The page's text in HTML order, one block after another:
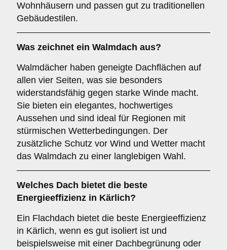
Wohnhäusern und passen gut zu traditionellen
Gebäudestilen.
Was zeichnet ein Walmdach aus?
Walmdächer haben geneigte Dachflächen auf
allen vier Seiten, was sie besonders
widerstandsfähig gegen starke Winde macht.
Sie bieten ein elegantes, hochwertiges
Aussehen und sind ideal für Regionen mit
stürmischen Wetterbedingungen. Der
zusätzliche Schutz vor Wind und Wetter macht
das Walmdach zu einer langlebigen Wahl.
Welches Dach bietet die beste
Energieeffizienz in Kärlich?
Ein Flachdach bietet die beste Energieeffizienz
in Kärlich, wenn es gut isoliert ist und
beispielsweise mit einer Dachbegrünung oder